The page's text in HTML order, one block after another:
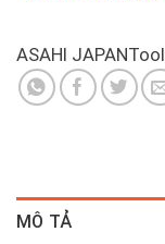
ASAHI JAPAN
MÔ TẢ